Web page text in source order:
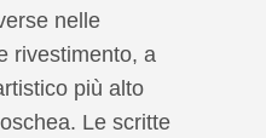
nelle
rivestimento, a
più alto
Le scritte